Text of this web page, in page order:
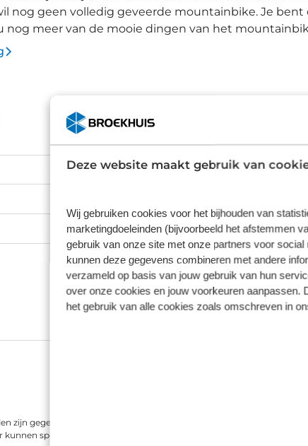
Deze website maakt gebruik van
Wij gebruiken cookies voor het bijhouden van
marketingdoeleinden (bijvoorbeeld het afstemmen
gebruik van onze site met onze partners voor
kunnen deze gegevens combineren met andere
verzameld op basis van jouw gebruik van hun
over onze cookies en jouw voorkeuren aanpassen.
het gebruik van alle cookies zoals omschreven in
nog geen volledig geveerde mountainbike. Je bent
nog meer van de mooie dingen van het
om een extra accu te installeren. De Trail Neo 1 is
Deore 1x12-speed groepset, een spiraalgeveerde
ready velgen. Dt is de E-mountainbike die
houden rekening met zijn bestuurder, maat S is
de 29' zoals op de grotere maten.
Cannondale Trail Neo
Elektrische Mountainbike
SmartForm C1 Alloy,
downtube battery,
light, tapered headtube,
routing, 135mm QR hub
zijn gegeven op basis van aanlevering van de leverancier. Op basis
specificaties afwijken.